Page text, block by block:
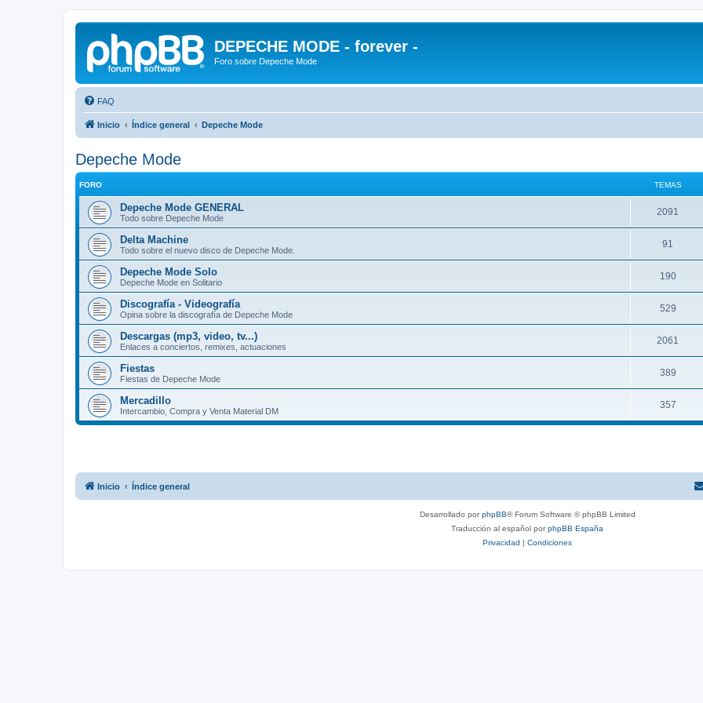
DEPECHE MODE - forever -
Foro sobre Depeche Mode
FAQ
Inicio Índice general Depeche Mode
Depeche Mode
FORO TEMAS
Depeche Mode GENERAL
Todo sobre Depeche Mode
2091
Delta Machine
Todo sobre el nuevo disco de Depeche Mode.
91
Depeche Mode Solo
Depeche Mode en Solitario
190
Discografía - Videografía
Opina sobre la discografía de Depeche Mode
529
Descargas (mp3, video, tv...)
Enlaces a conciertos, remixes, actuaciones
2061
Fiestas
Fiestas de Depeche Mode
389
Mercadillo
Intercambio, Compra y Venta Material DM
357
Inicio Índice general
Desarrollado porphpBB® Forum Software © phpBB Limited
Traducción al español porphpBB España
Privacidad | Condiciones